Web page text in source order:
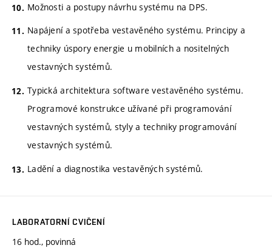
Možnosti a postupy návrhu systému na DPS.
Napájení a spotřeba vestavěného systému. Principy a
techniky úspory energie u mobilních a nositelných
vestavných systémů.
Typická architektura software vestavěného systému.
Programové konstrukce užívané při programování
vestavných systémů, styly a techniky programování
vestavných systémů.
Ladění a diagnostika vestavěných systémů.
LABORATORNÍ CVIČENÍ
16 hod., povinná